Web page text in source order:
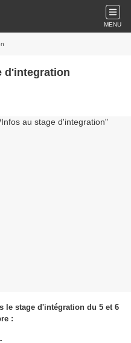
MENU
d'integration
le stage d'intégration du 5 et 6
: